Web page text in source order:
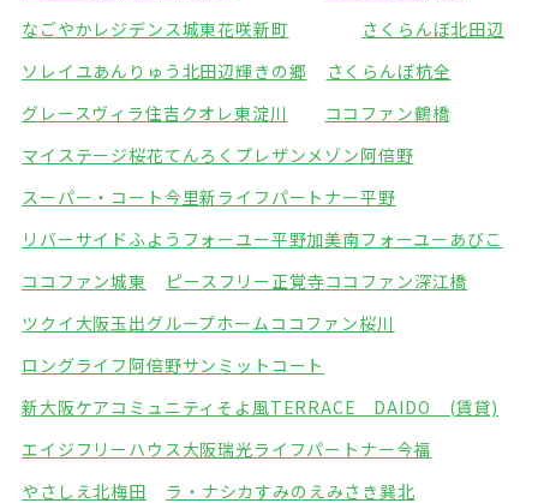
なごやかレジデンス城東花咲新町
さくらんぼ北田辺
ソレイユあんりゅう 北田辺輝きの郷
さくらんぼ杭全
グレースヴィラ住吉クオレ東淀川
ココファン鶴橋
マイステージ桜花てんろく プレザンメゾン阿倍野
スーパー・コート今里新ライフパートナー平野
リバーサイドふよう フォーユー平野加美南フォーユーあびこ
ココファン城東
ピースフリー正覚寺ココファン深江橋
ツクイ大阪玉出グループホームココファン桜川
ロングライフ阿倍野サンミットコート
新大阪ケアコミュニティそよ風TERRACE DAIDO (賃貸)
エイジフリーハウス大阪瑞光ライフパートナー今福
やさしえ北梅田
ラ・ナシカすみのえみさき巽北